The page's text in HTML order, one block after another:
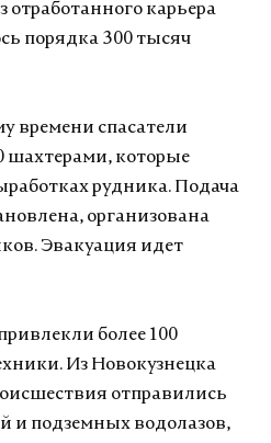
отработанного карьера
порядка 300 тысяч
времени спасатели
шахтерами, которые
рудника. Подача
организована
Эвакуация идет
более 100
Из Новокузнецка
отправились
и подземных водолазов,